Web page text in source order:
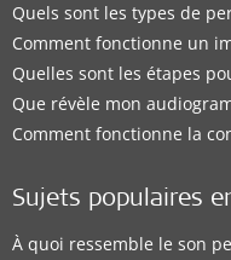
Quels sont les types de
Comment fonctionne un
Quelles sont les étapes
Que révèle mon
Comment fonctionne la
Sujets populaires
À quoi ressemble le son